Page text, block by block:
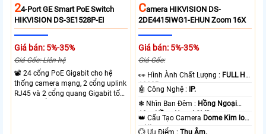
24-Port GE Smart PoE Switch
HIKVISION DS-3E1528P-EI
Giá bán: 5%-35%
Giá Gốc: Liên hệ
📽 24 cổng PoE Gigabit cho hệ
thống camera mạng, 2 cổng uplink
RJ45 và 2 cổng quang Gigabit tốc
CAmera HIKVISION DS-
2DE4415IWG1-EHUN Zoom 16X
Giá bán: 5%-35%
Giá Gốc:
️👀 Hình Ành Chất Lượng : FULL HD
1080P .
🤖️ Công Nghệ :
IP.
❃ Nhìn Ban Đêm : Hồng Ngoại
10m Hồng Ngoại SMD.
👑 Cấu Tạo Camera Dome Kim loại
+ Nhựa.
️💮 Ưu Điểm :Thu Âm.